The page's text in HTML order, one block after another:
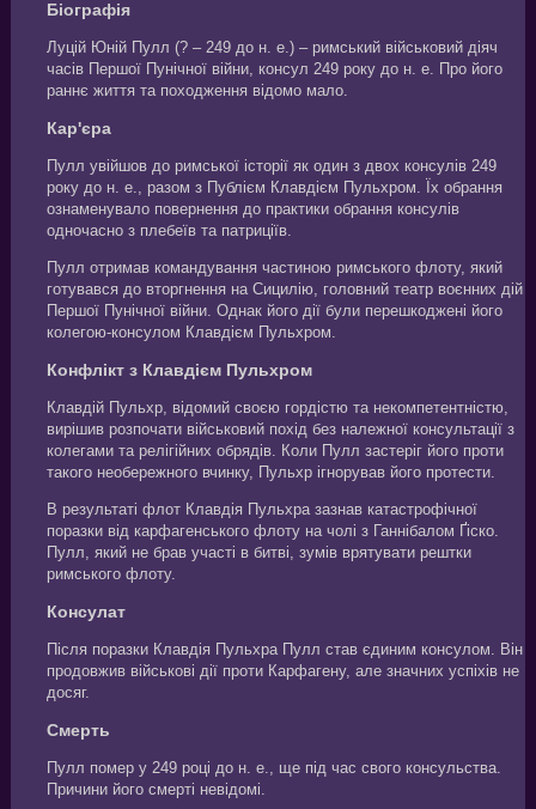
Біографія
Луцій Юній Пулл (? – 249 до н. е.) – римський військовий діяч
часів Першої Пунічної війни, консул 249 року до н. е. Про його
раннє життя та походження відомо мало.
Кар'єра
Пулл увійшов до римської історії як один з двох консулів 249
року до н. е., разом з Публієм Клавдієм Пульхром. Їх обрання
ознаменувало повернення до практики обрання консулів
одночасно з плебеїв та патриціїв.
Пулл отримав командування частиною римського флоту, який
готувався до вторгнення на Сицилію, головний театр воєнних дій
Першої Пунічної війни. Однак його дії були перешкоджені його
колегою-консулом Клавдієм Пульхром.
Конфлікт з Клавдієм Пульхром
Клавдій Пульхр, відомий своєю гордістю та некомпетентністю,
вирішив розпочати військовий похід без належної консультації з
колегами та релігійних обрядів. Коли Пулл застеріг його проти
такого необережного вчинку, Пульхр ігнорував його протести.
В результаті флот Клавдія Пульхра зазнав катастрофічної
поразки від карфагенського флоту на чолі з Ганнібалом Ґіско.
Пулл, який не брав участі в битві, зумів врятувати рештки
римського флоту.
Консулат
Після поразки Клавдія Пульхра Пулл став єдиним консулом. Він
продовжив військові дії проти Карфагену, але значних успіхів не
досяг.
Смерть
Пулл помер у 249 році до н. е., ще під час свого консульства.
Причини його смерті невідомі.